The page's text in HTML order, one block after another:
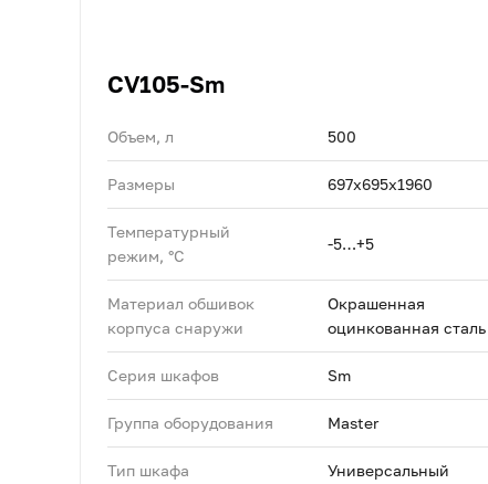
CV105-Sm
Объем, л 500
Размеры 697х695х1960
Температурный
режим, °C
-5…+5
Материал обшивок
корпуса снаружи
Окрашенная
оцинкованная сталь
Серия шкафов Sm
Группа оборудования Master
Тип шкафа Универсальный